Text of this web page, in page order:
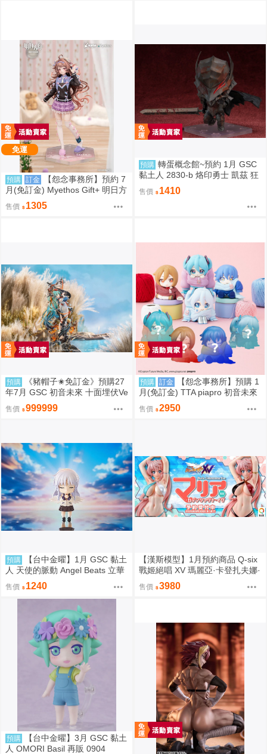
免運
預購 訂金
【怨念事務所】預約 7
月(免訂金) Myethos Gift+ 明日方
舟 純燼艾雅法拉 後來的故事Ver
1/8 1011
售價 1305
預購 轉蛋概念館~預約 1月 GSC
黏土人 2830-b 烙印勇士 凱茲 狂
戰士鎧甲Ver. BLOOD EDITION
售價 1410
預購
《豬帽子✬免訂金》預購27
年7月 GSC 初音未來 十面埋伏Ve
r 1/7 再販 0906
售價 999999
預購 訂金
【怨念事務所】預購 1
月(免訂金) TTA piapro 初音未來
PERIHAPI! 換裝小公仔集2 中盒
0829
售價 2950
預購
【台中金曜】1月 GSC 黏土
人 天使的脈動 Angel Beats 立華
奏 再版 0904
售價 1240
【漢斯模型】1月預約商品 Q-six
戰姬絕唱 XV 瑪麗亞·卡登扎夫娜·
伊芙 通常版 油光版 1/7 PVC
售價 3980
預購
【台中金曜】3月 GSC 黏土
人 OMORI Basil 再販 0904